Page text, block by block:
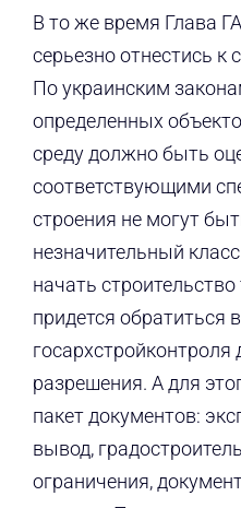
В то же время Глава
серьезно отнестись к
По украинским
определенных
среду должно быть
соответствующими
строения не могут
незначительный
начать
придется обратиться
госархстройконтроля
разрешения. А для
пакет документов:
вывод,
ограничения,